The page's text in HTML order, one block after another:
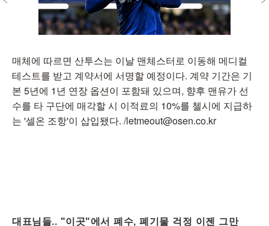
매체에 따르면 산투스는 이날 맨체스터로 이동해 메디컬
테스트를 받고 계약서에 서명할 예정이다. 계약 기간은 기
본 5년에 1년 연장 옵션이 포함돼 있으며, 향후 맨유가 선
수를 타 구단에 매각할 시 이적료의 10%를 첼시에 지급하
는 '셀온 조항'이 삽입됐다. /letmeout@osen.co.kr